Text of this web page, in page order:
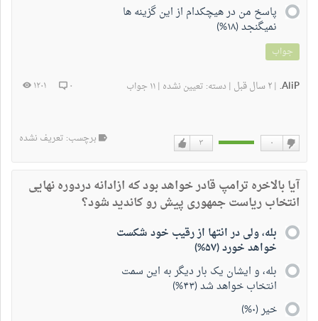
پاسخ من در هیچکدام از این گزینه ها
نمیگنجد (۱۸%)
جواب
AliP.
|۲ سال قبل | دسته: تعیین نشده |۱۱ جواب ۰ ۱۲۰۱
۳ ۰ برچسب: تعریف نشده
آیا بالاخره ترامپ قادر خواهد بود که ازادانه دردوره نهایی
انتخاب ریاست جمهوری پیش رو کاندید شود؟
بله، ولی در انتها از رقیب خود شکست
خواهد خورد (۵۷%)
بله، و ایشان یک بار دیگر به این سمت
انتخاب خواهد شد (۴۳%)
خیر (۰%)